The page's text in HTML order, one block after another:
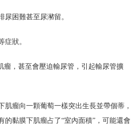
困難甚至尿瀦留。
狀。
瘤，甚至會壓迫輸尿管，引起輸尿管擴
瘤向一顆葡萄一樣突出生長並帶個蒂，
黏膜下肌瘤占了“室內面積”，可能還會